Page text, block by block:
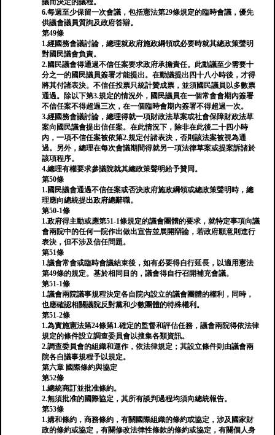
議而決定的議程。
6.每週至少保留一次會議，包括憲法第29條規定的臨時會議，優先
供議會議員質詢及政府答辯。
第49條
1.經國務會議討論，總理就政府施政綱領或必要時就其總政策聲明
對國民議會負責。
2.國民議會得通過不信任案要求政府承擔責任。此動議至少需要十
分之一的國民議員簽署才能提出。在動議提出四十八小時後，才得
將其付諸表決。不信任投票只統計贊成票，並須國民議員以多數票
通過。除以下第3.規定的情況外，國民議員在一個常會會期內簽署
不信任案不得超過三次，在一個臨時會期內簽署不得超過一次。
3.經國務會議討論，總理得就一項財政法草案或社會保障財政法草
案向國民議會提出信任案。在此情況下，除非在此後二十四小時
內，一項不信任案被依第2.規定付諸表決，否則該法案被視為通
過。另外，總理在每次會議期間得就另一項法律草案或提案訴諸於
該項程序。
4.總理有權要求參議院就其總政策聲明給予贊同。
第50條
1.國民議會通過不信任案或否決政府施政綱領或總政策聲明時，總
理應向總統提出政府總辭職。
第50-1條
1.政府得主動或應第51-1條規定的議會團體的要求，就特定事項向議
會兩院中的任何一院作出做出宣告並展開辯論，若政府願意則進行
表決，但不涉及信任問題。
第51條
1.議會常會或臨時會議結束後，如有必要得自行延長，以適用憲法
第49條的規定。基於相同目的，議會得自行召開補充會議。
第51-1條
1.議會兩院議事規程決定各自院內設立的議會團體的權利，同時，
也應確認相關議院反對黨和少數團體的特殊權利。
第51-2條
1.為實施憲法第24條第1.確定的監督和評估任務，議會兩院得依法律
規定的條件設立調查委員會以搜集各類資訊。
2.調查委員會的組織和運作，依法律規定；其設立條件則由議會兩
院各自議事規程予以規定。
第六章 國際條約與協定
第52條
1.總統商訂並批准條約。
2.無須批准的國際協定，其所有談判過程均須向總統報告。
第53條
1.媾和條約，商務條約，有關國際組織的條約或協定，涉及國家財
政的條約或協定，有關修改法律性條款的條約或協定，有關個人身